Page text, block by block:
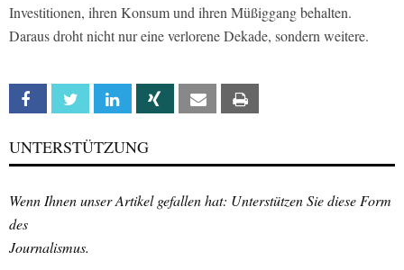
Investitionen, ihren Konsum und ihren Müßiggang behalten.
Daraus droht nicht nur eine verlorene Dekade, sondern weitere.
Facebook Twitter Linkedin Xing Email
UNTERSTÜTZUNG
Wenn Ihnen unser Artikel gefallen hat: Unterstützen Sie diese Form
des
Journalismus.